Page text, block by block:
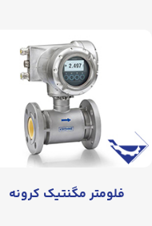
فلومتر مگنتیک کرونه